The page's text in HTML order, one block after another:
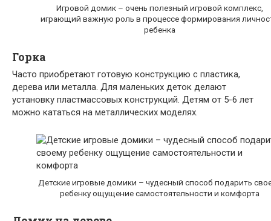
Игровой домик – очень полезный игровой комплекс,
играющий важную роль в процессе формирования
ребенка
Горка
Часто приобретают готовую конструкцию с пластика,
дерева или металла. Для маленьких деток делают
установку пластмассовых конструкций. Детям от 5-6 лет
можно кататься на металлических моделях.
Детские игровые домики – чудесный способ подарить
ребенку ощущение самостоятельности и комфорта